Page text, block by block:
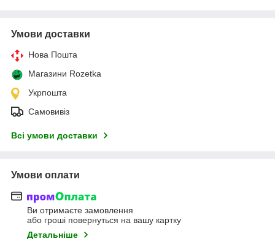
Умови доставки
Нова Пошта
Магазини Rozetka
Укрпошта
Самовивіз
Всі умови доставки
Умови оплати
Ви отримаєте замовлення
або гроші повернуться на вашу картку
Детальніше